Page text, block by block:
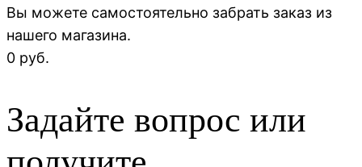
Вы можете самостоятельно забрать заказ из
нашего магазина.
0 руб.
Задайте вопрос или